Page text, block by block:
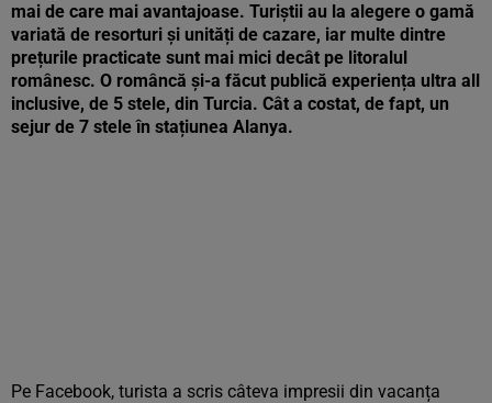
mai de care mai avantajoase. Turiștii au la alegere o gamă
variată de resorturi și unități de cazare, iar multe dintre
prețurile practicate sunt mai mici decât pe litoralul
românesc. O româncă și-a făcut publică experiența ultra all
inclusive, de 5 stele, din Turcia. Cât a costat, de fapt, un
sejur de 7 stele în stațiunea Alanya.
Pe Facebook, turista a scris câteva impresii din vacanța